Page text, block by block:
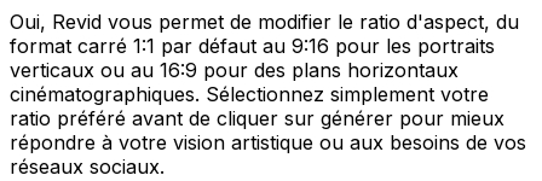
Oui, Revid vous permet de modifier le ratio d'aspect, du
format carré 1:1 par défaut au 9:16 pour les portraits
verticaux ou au 16:9 pour des plans horizontaux
cinématographiques. Sélectionnez simplement votre
ratio préféré avant de cliquer sur générer pour mieux
répondre à votre vision artistique ou aux besoins de vos
réseaux sociaux.